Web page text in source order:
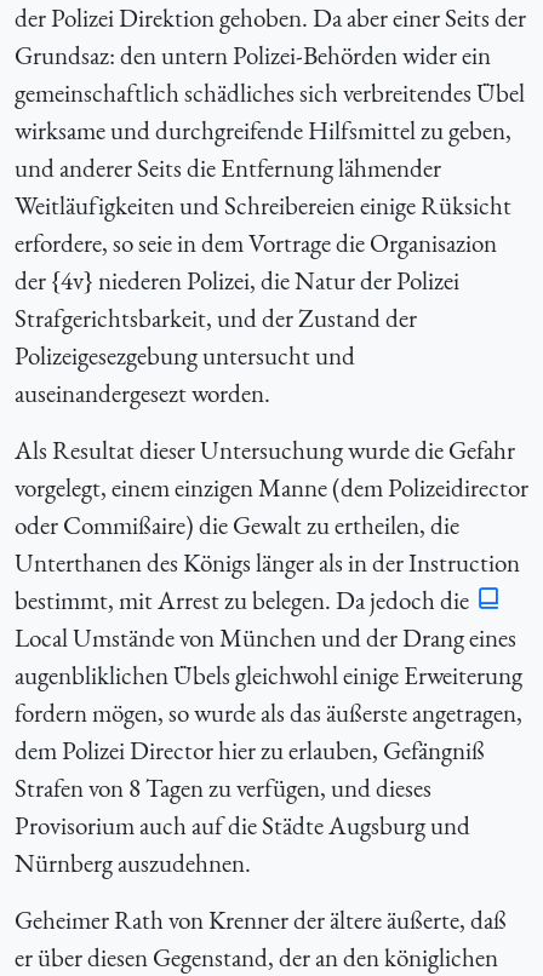
der Polizei Direktion gehoben. Da aber einer Seits der
Grundsaz: den untern Polizei-Behörden wider ein
gemeinschaftlich schädliches sich verbreitendes Übel
wirksame und durchgreifende Hilfsmittel zu geben,
und anderer Seits die Entfernung lähmender
Weitläufigkeiten und Schreibereien einige Rüksicht
erfordere, so seie in dem Vortrage die Organisazion
der {4v} niederen Polizei, die Natur der Polizei
Strafgerichtsbarkeit, und der Zustand der
Polizeigesezgebung untersucht und
auseinandergesezt worden.
Als Resultat dieser Untersuchung wurde die Gefahr
vorgelegt, einem einzigen Manne (dem Polizeidirector
oder Commißaire) die Gewalt zu ertheilen, die
Unterthanen des Königs länger als in der Instruction
bestimmt, mit Arrest zu belegen. Da jedoch die
Local Umstände von München und der Drang eines
augenbliklichen Übels gleichwohl einige Erweiterung
fordern mögen, so wurde als das äußerste angetragen,
dem Polizei Director hier zu erlauben, Gefängniß
Strafen von 8 Tagen zu verfügen, und dieses
Provisorium auch auf die Städte Augsburg und
Nürnberg auszudehnen.
Geheimer Rath von Krenner der ältere äußerte, daß
er über diesen Gegenstand, der an den königlichen